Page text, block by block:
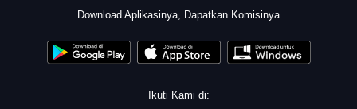
Download Aplikasinya, Dapatkan Komisinya
Ikuti Kami di: